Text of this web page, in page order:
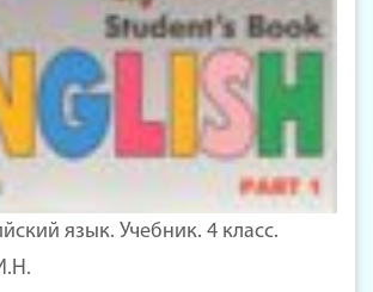
язык. Учебник. 4 класс.